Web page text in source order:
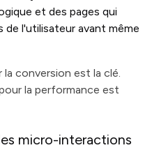
et des pages qui
l'utilisateur avant même
conversion est la clé.
la performance est
micro-interactions